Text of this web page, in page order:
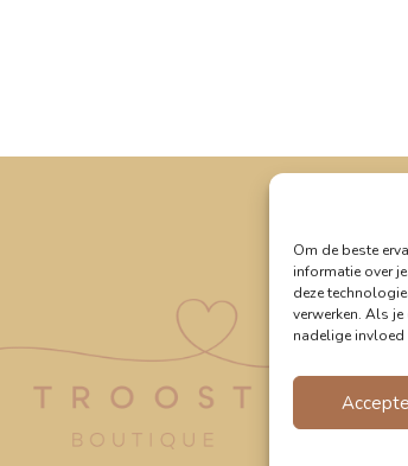
Om de beste
informatie over
deze
verwerken. Als
nadelige